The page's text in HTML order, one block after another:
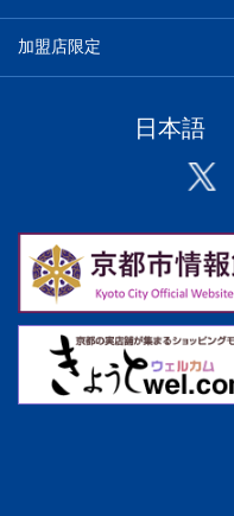
加盟店限定
日本語